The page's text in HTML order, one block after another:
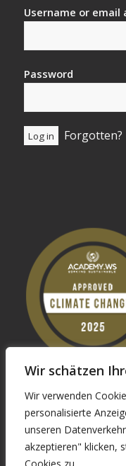
Wir schätzen
Wir verwenden
personalisierte
unseren
akzeptieren" klicken,
Username or email
Password
Forgotten?